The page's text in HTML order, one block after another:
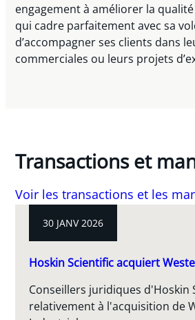
engagement à améliorer la
qui cadre parfaitement avec sa
d’accompagner ses clients dans
commerciales ou leurs projets
Transactions et
Voir les transactions et les
30 JANV 2026
Hoskin Scientific acquiert
Conseillers juridiques d'Hoskin
relativement à l'acquisition de